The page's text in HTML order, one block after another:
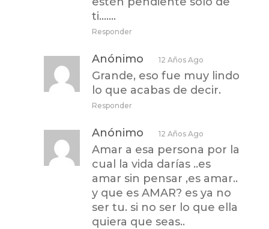
ti…….
Responder
Anónimo 12 Años Ago
Grande, eso fue muy lindo
lo que acabas de decir.
Responder
Anónimo 12 Años Ago
Amar a esa persona por la
cual la vida darías ..es
amar sin pensar ,es amar..
y que es AMAR? es ya no
ser tu. si no ser lo que ella
quiera que seas..